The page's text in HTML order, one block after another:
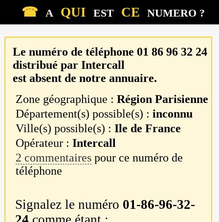
☎ A QUI EST CE NUMERO ?
Le numéro de téléphone 01 86 96 32 24
distribué par Intercall
est absent de notre annuaire.
Zone géographique :Région Parisienne
Département(s) possible(s) :inconnu
Ville(s) possible(s) :Ile de France
Opérateur :Intercall
2 commentaires pour ce numéro de
téléphone
Signalez le numéro 01-86-96-32-